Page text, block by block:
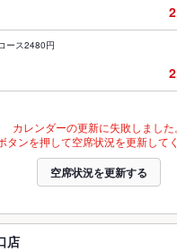
ース2480円
カレンダーの更新に失敗しました。
タンを押して空席状況を更新してく
空席状況を更新する
店